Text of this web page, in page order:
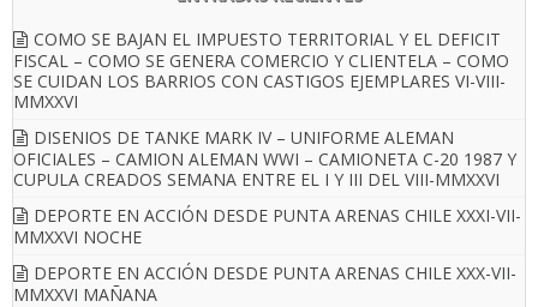
COMO SE BAJAN EL IMPUESTO TERRITORIAL Y EL DEFICIT
FISCAL – COMO SE GENERA COMERCIO Y CLIENTELA – COMO
SE CUIDAN LOS BARRIOS CON CASTIGOS EJEMPLARES VI-VIII-
MMXXVI
DISENIOS DE TANKE MARK IV – UNIFORME ALEMAN
OFICIALES – CAMION ALEMAN WWI – CAMIONETA C-20 1987 Y
CUPULA CREADOS SEMANA ENTRE EL I Y III DEL VIII-MMXXVI
DEPORTE EN ACCIÓN DESDE PUNTA ARENAS CHILE XXXI-VII-
MMXXVI NOCHE
DEPORTE EN ACCIÓN DESDE PUNTA ARENAS CHILE XXX-VII-
MMXXVI MAÑANA